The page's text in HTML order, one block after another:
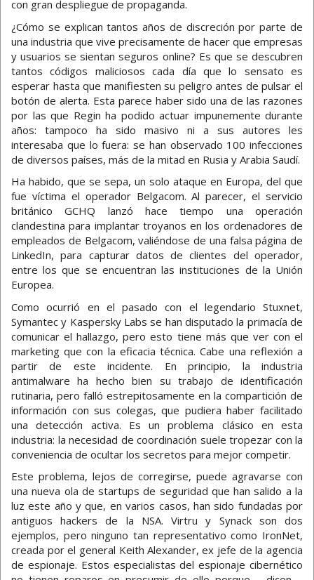
con gran despliegue de propaganda.
¿Cómo se explican tantos años de discreción por parte de
una industria que vive precisamente de hacer que empresas
y usuarios se sientan seguros online? Es que se descubren
tantos códigos maliciosos cada día que lo sensato es
esperar hasta que manifiesten su peligro antes de pulsar el
botón de alerta. Esta parece haber sido una de las razones
por las que Regin ha podido actuar impunemente durante
años: tampoco ha sido masivo ni a sus autores les
interesaba que lo fuera: se han observado 100 infecciones
de diversos países, más de la mitad en Rusia y Arabia Saudí.
Ha habido, que se sepa, un solo ataque en Europa, del que
fue víctima el operador Belgacom. Al parecer, el servicio
británico GCHQ lanzó hace tiempo una operación
clandestina para implantar troyanos en los ordenadores de
empleados de Belgacom, valiéndose de una falsa página de
LinkedIn, para capturar datos de clientes del operador,
entre los que se encuentran las instituciones de la Unión
Europea.
Como ocurrió en el pasado con el legendario Stuxnet,
Symantec y Kaspersky Labs se han disputado la primacía de
comunicar el hallazgo, pero esto tiene más que ver con el
marketing que con la eficacia técnica. Cabe una reflexión a
partir de este incidente. En principio, la industria
antimalware ha hecho bien su trabajo de identificación
rutinaria, pero falló estrepitosamente en la compartición de
información con sus colegas, que pudiera haber facilitado
una detección activa. Es un problema clásico en esta
industria: la necesidad de coordinación suele tropezar con la
conveniencia de ocultar los secretos para mejor competir.
Este problema, lejos de corregirse, puede agravarse con
una nueva ola de startups de seguridad que han salido a la
luz este año y que, en varios casos, han sido fundadas por
antiguos hackers de la NSA. Virtru y Synack son dos
ejemplos, pero ninguno tan representativo como IronNet,
creada por el general Keith Alexander, ex jefe de la agencia
de espionaje. Estos especialistas del espionaje cibernético